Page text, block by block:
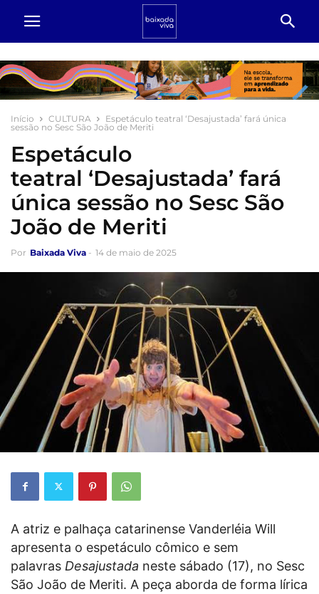
Início CULTURA
Espetáculo teatral ‘Desajustada’ fará única
sessão no Sesc São João de Meriti
Espetáculo
teatral ‘Desajustada’ fará
única sessão no Sesc São
João de Meriti
Por Baixada Viva - 14 de maio de 2025
A atriz e palhaça catarinense Vanderléia Will
apresenta o espetáculo cômico e sem
palavras Desajustada neste sábado (17), no Sesc
São João de Meriti. A peça aborda de forma lírica